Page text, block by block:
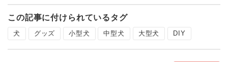
この記事に付けられているタグ
犬 グッズ 小型犬 中型犬 大型犬 DIY